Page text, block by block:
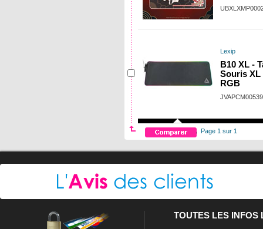
Lexip
B10 XL -
Souris XL
RGB
JVAPCM00539
Page 1 sur 1
TOUTES LES INFOS